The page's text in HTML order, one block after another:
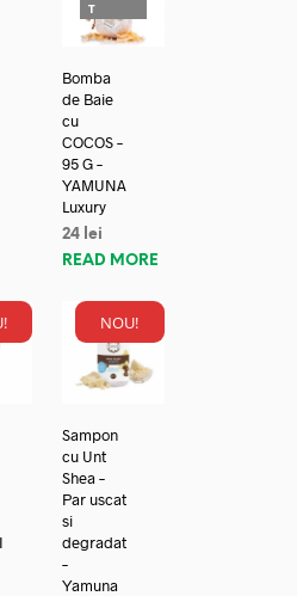
T
Bomba
de Baie
cu
COCOS –
95 G –
YAMUNA
Luxury
24 lei
READ MORE
NOU!
Sampon
cu Unt
Shea –
Par uscat
si
degradat
–
Yamuna